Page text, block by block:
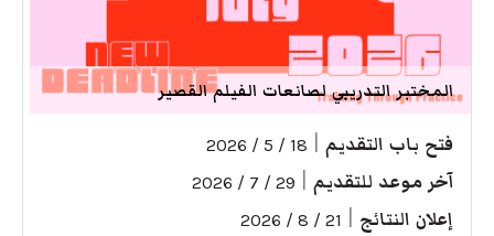
المختبر التدريبي لصانعات الفيلم القصير
فتح باب التقديم 18 / 5 / 2026
آخر موعد للتقديم 29 / 7 / 2026
إعلان النتائج 21 / 8 / 2026